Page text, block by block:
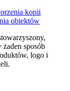
kopii
obiektów
sposób
logo i